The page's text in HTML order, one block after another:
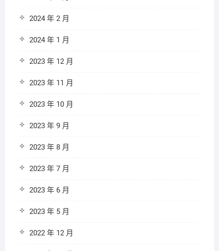
2024 年 2 月
2024 年 1 月
2023 年 12 月
2023 年 11 月
2023 年 10 月
2023 年 9 月
2023 年 8 月
2023 年 7 月
2023 年 6 月
2023 年 5 月
2022 年 12 月